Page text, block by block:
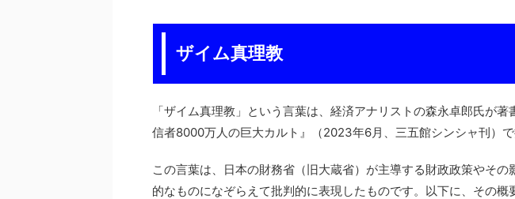
ザイム真理教
「ザイム真理教」という言葉は、経済アナリストの森永卓郎氏が
信者8000万人の巨大カルト』（2023年6月、三五館シンシャ刊）で
この言葉は、日本の財務省（旧大蔵省）が主導する財政政策やその
的なものになぞらえて批判的に表現したものです。以下に、その概